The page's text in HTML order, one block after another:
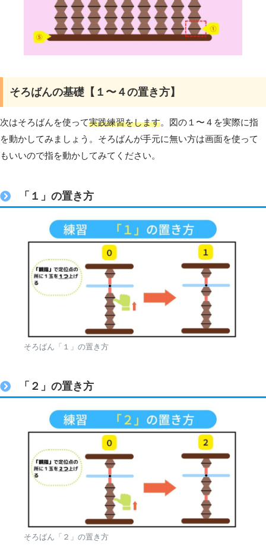
そろばんの基礎【１〜４の置き方】
次はそろばんを使って実践練習をします。図の１〜４を実際に指
を動かしてみましょう。そろばんが手元に無い方は画面を使って
もいいので指を動かしてみてください。
「１」の置き方
そろばん「１」の置き方
「２」の置き方
そろばん「２」の置き方